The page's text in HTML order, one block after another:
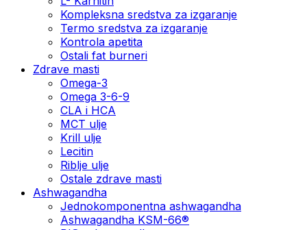
Kompleksna sredstva za izgaranje
Termo sredstva za izgaranje
Kontrola apetita
Ostali fat burneri
Zdrave masti
Omega-3
Omega 3-6-9
CLA i HCA
MCT ulje
Krill ulje
Lecitin
Riblje ulje
Ostale zdrave masti
Ashwagandha
Jednokomponentna ashwagandha
Ashwagandha KSM-66®